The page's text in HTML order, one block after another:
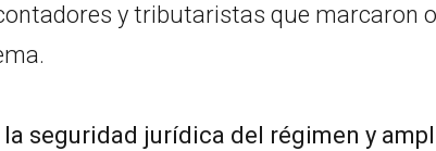
y tributaristas que marcaron
seguridad jurídica del régimen y